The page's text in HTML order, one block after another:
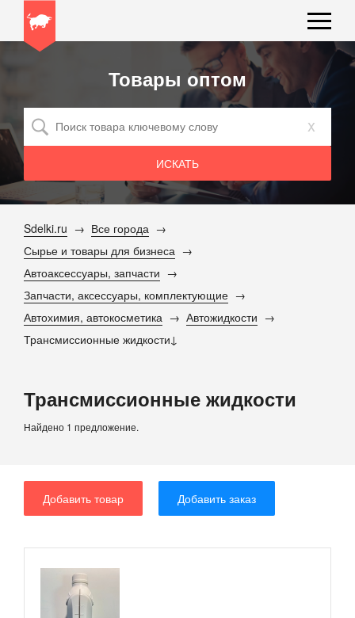
Товары оптом
x
Sdelki.ru
Все города
Сырье и товары для бизнеса
Автоаксессуары, запчасти
Запчасти, аксессуары, комплектующие
Автохимия, автокосметика
Автожидкости
Трансмиссионные жидкости
Трансмиссионные жидкости
Найдено 1 предложение.
Добавить товар Добавить заказ